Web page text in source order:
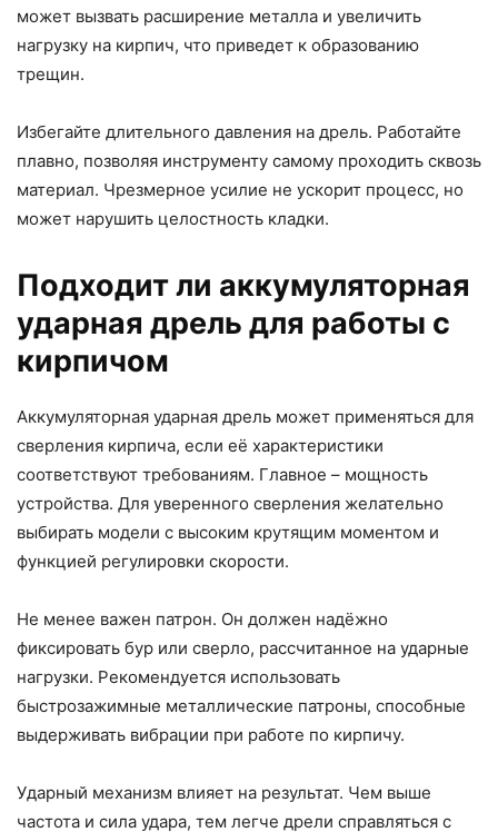
может вызвать расширение металла и увеличить
нагрузку на кирпич, что приведет к образованию
трещин.
Избегайте длительного давления на дрель. Работайте
плавно, позволяя инструменту самому проходить сквозь
материал. Чрезмерное усилие не ускорит процесс, но
может нарушить целостность кладки.
Подходит ли аккумуляторная
ударная дрель для работы с
кирпичом
Аккумуляторная ударная дрель может применяться для
сверления кирпича, если её характеристики
соответствуют требованиям. Главное – мощность
устройства. Для уверенного сверления желательно
выбирать модели с высоким крутящим моментом и
функцией регулировки скорости.
Не менее важен патрон. Он должен надёжно
фиксировать бур или сверло, рассчитанное на ударные
нагрузки. Рекомендуется использовать
быстрозажимные металлические патроны, способные
выдерживать вибрации при работе по кирпичу.
Ударный механизм влияет на результат. Чем выше
частота и сила удара, тем легче дрели справляться с